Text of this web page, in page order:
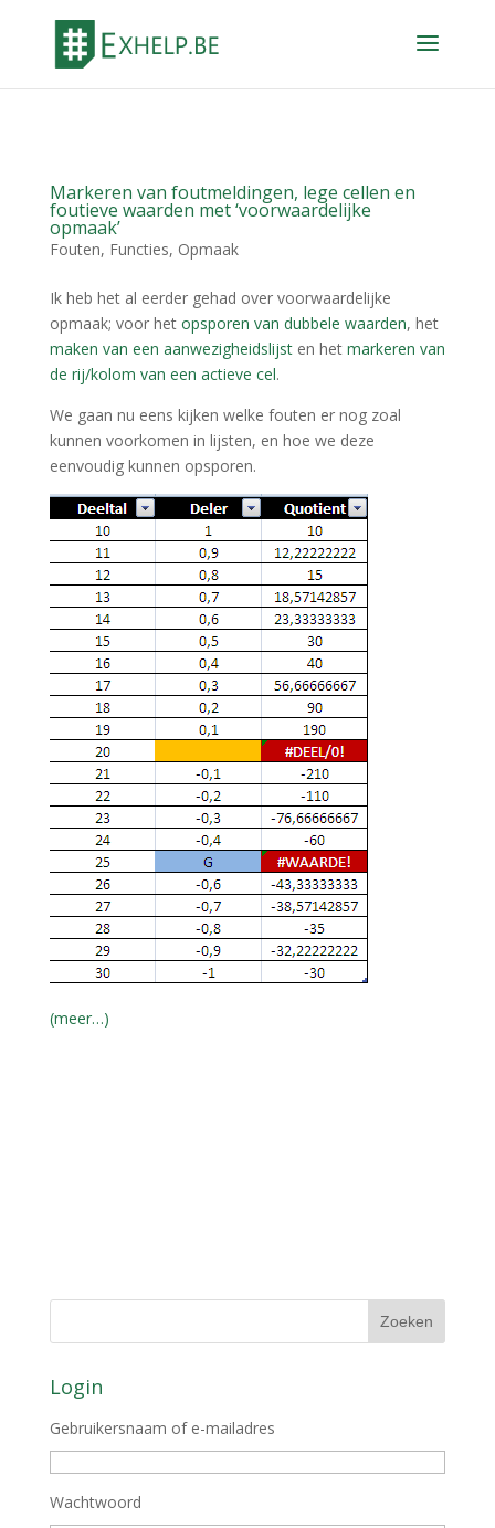
Markeren van foutmeldingen, lege cellen en
foutieve waarden met ‘voorwaardelijke
opmaak’
Fouten, Functies, Opmaak
Ik heb het al eerder gehad over voorwaardelijke
opmaak; voor het opsporen van dubbele waarden, het
maken van een aanwezigheidslijsten het markeren van
de rij/kolom van een actieve cel.
We gaan nu eens kijken welke fouten er nog zoal
kunnen voorkomen in lijsten, en hoe we deze
eenvoudig kunnen opsporen.
(meer…)
Login
Gebruikersnaam of e-mailadres
Wachtwoord